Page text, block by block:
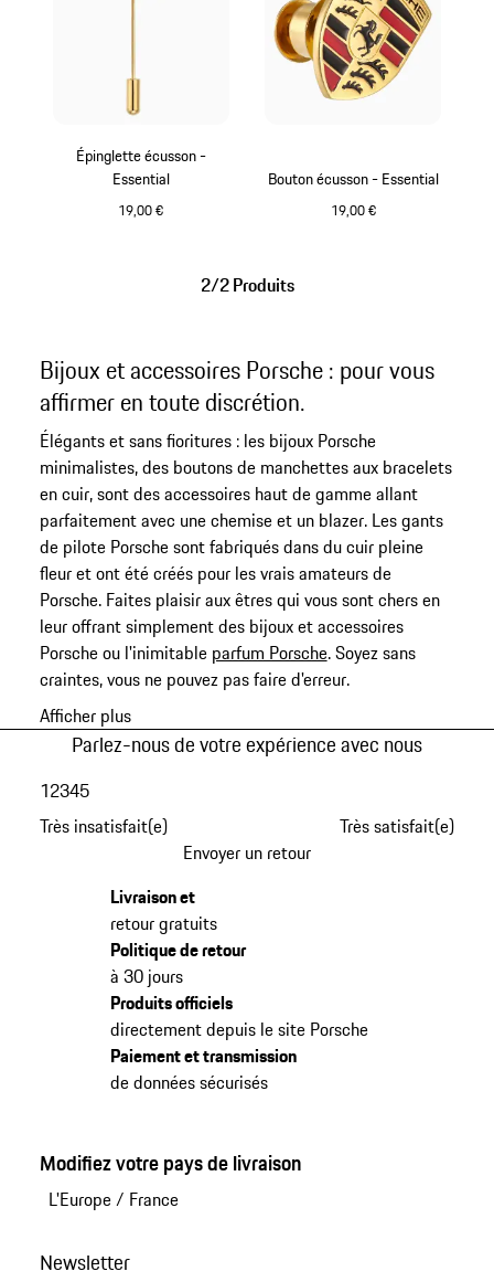
Épinglette écusson -
Essential
19,00 €
Bouton écusson - Essential
19,00 €
2/2 Produits
Bijoux et accessoires Porsche : pour vous
affirmer en toute discrétion.
Élégants et sans fioritures : les bijoux Porsche
minimalistes, des boutons de manchettes aux bracelets
en cuir, sont des accessoires haut de gamme allant
parfaitement avec une chemise et un blazer. Les gants
de pilote Porsche sont fabriqués dans du cuir pleine
fleur et ont été créés pour les vrais amateurs de
Porsche. Faites plaisir aux êtres qui vous sont chers en
leur offrant simplement des bijoux et accessoires
Porsche ou l'inimitable parfum Porsche. Soyez sans
craintes, vous ne pouvez pas faire d'erreur.
Afficher plus
Parlez-nous de votre expérience avec nous
Très insatisfait(e)
12345
Très satisfait(e)
Envoyer un retour
Livraison et
retour gratuits
Politique de retour
à 30 jours
Produits officiels
directement depuis le site Porsche
Paiement et transmission
de données sécurisés
Modifiez votre pays de livraison
L'Europe/ France
Newsletter